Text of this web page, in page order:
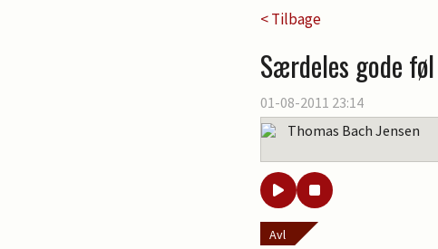
< Tilbage
Særdeles gode
01-08-2011 23:14
Thomas Bach Jensen
Avl